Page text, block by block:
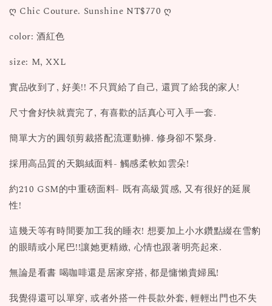
ღ Chic Couture. Sunshine NT$770 ღ
color: 酒紅色
size: M, XXL
實品收到了, 好美!! 不只買給了自己, 還買了給我的家人!
尺寸會好快就賣完了, 有喜歡的話真心可入手一套.
簡單大方的圓領剪裁搭配流運動褲. 修身卻不緊身.
採用高品質的天鵝絨面料- 觸感柔軟如雲朵!
約210 GSM的中重磅面料- 既有高級質感, 又有很好的延展
性!
這幾天等有時間要加工我的睡衣! 想要加上小水鑽點綴在雪豹
的眼睛或小尾巴!!讓她更精緻, 心情也跟著明亮起來.
無論是看書 喝咖啡還是居家穿搭, 都是慵懶貴婦風!
我覺得還可以單穿, 或者外搭一件長款外套, 輕輕出門也不失